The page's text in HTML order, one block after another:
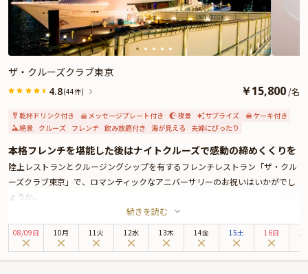
ザ・クルーズクラブ東京
4.8(44件) ￥15,800 /名
乾杯ドリンク付き メッセージプレート付き 夜景 サプライズ
ケーキ付き
絶景 クルーズ フレンチ 飲み放題付き 海が見える 夫婦にぴったり
本格フレンチを堪能した後はナイトクルーズで感動の締めくくりを
陸上レストランとクルージングシップを有するフレンチレストラン「ザ・クル
ーズクラブ東京」で、ロマンティックなアニバーサリーのお祝いはいかがでし
ょうか。
本プランは、水辺のレストランでディナーの後、東京湾へナイトクルーズをお
楽しみいただく、とっておきのアニバーサリープランです。
まずはじめに、陸上レストランでお食事です。
続きを読む
08/09日 10月 11火 12水 13木 14金 15土 16日